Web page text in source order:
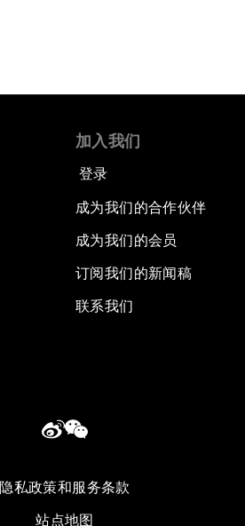
加入我们
登录
成为我们的合作伙伴
成为我们的会员
订阅我们的新闻稿
联系我们
隐私政策和服务条款
站点地图